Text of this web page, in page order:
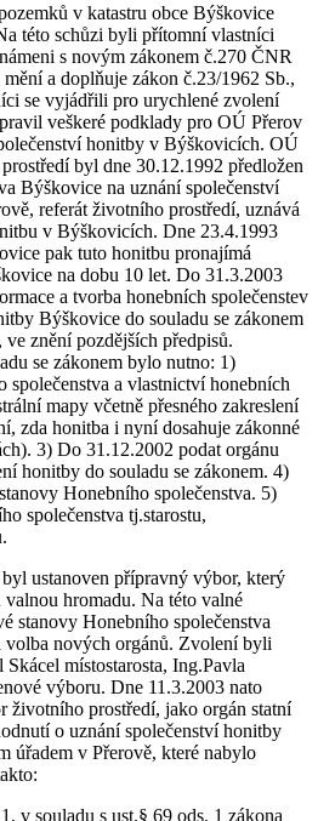
v katastru obce Býškovice
této schůzi byli přítomní vlastníci
s novým zákonem č.270 ČNR
a doplňuje zákon č.23/1962 Sb.,
se vyjádřili pro urychlené zvolení
veškeré podklady pro OÚ Přerov
honitby v Býškovicích. OÚ
byl dne 30.12.1992 předložen
Býškovice na uznání společenství
referát životního prostředí, uznává
v Býškovicích. Dne 23.4.1993
pak tuto honitbu pronajímá
na dobu 10 let. Do 31.3.2003
a tvorba honebních společenstev
Býškovice do souladu se zákonem
znění pozdějších předpisů.
se zákonem bylo nutno: 1)
společenstva a vlastnictví honebních
mapy včetně přesného zakreslení
zda honitba i nyní dosahuje zákonné
3) Do 31.12.2002 podat orgánu
honitby do souladu se zákonem. 4)
Honebního společenstva. 5)
společenstva tj.starostu,
ustanoven přípravný výbor, který
hromadu. Na této valné
stanovy Honebního společenstva
volba nových orgánů. Zvolení byli
místostarosta, Ing.Pavla
výboru. Dne 11.3.2003 nato
životního prostředí, jako orgán statní
o uznání společenství honitby
úřadem v Přerově, které nabylo
v souladu s ust.§ 69 ods. 1 zákona